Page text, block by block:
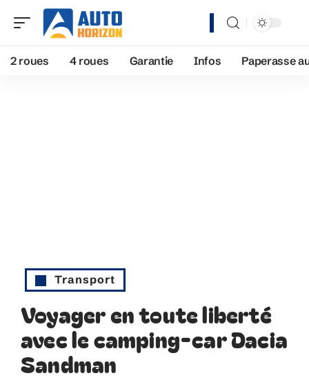
2 roues 4 roues Garantie Infos Paperasse
Transport
Voyager en toute liberté
avec le camping-car Dacia
Sandman